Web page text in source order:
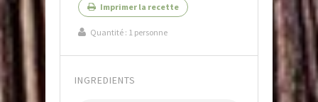
Imprimer la recette
Quantité : 1 personne
INGREDIENTS